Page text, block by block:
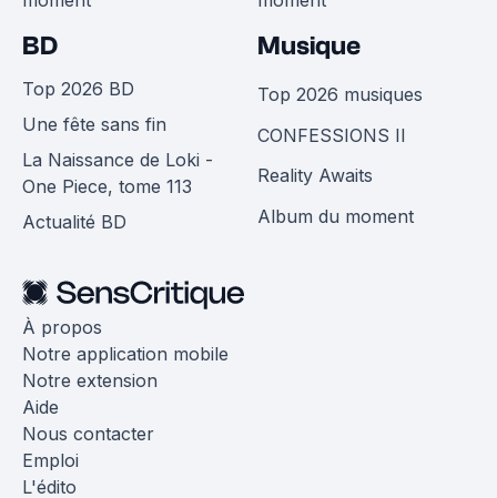
BD
Top 2026 BD
Une fête sans fin
La Naissance de Loki -
One Piece, tome 113
Actualité BD
Musique
Top 2026 musiques
CONFESSIONS II
Reality Awaits
Album du moment
À propos
Notre application mobile
Notre extension
Aide
Nous contacter
Emploi
L'édito